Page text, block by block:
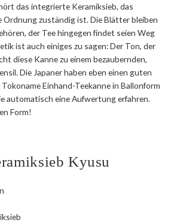
das integrierte Keramiksieb, das
Ordnung zuständig ist. Die Blätter bleiben
der Tee hingegen findet seien Weg
ist auch einiges zu sagen: Der Ton, der
diese Kanne zu einem bezaubernden,
Die Japaner haben eben einen guten
Einhand-Teekanne in Ballonform
automatisch eine Aufwertung erfahren.
Form!
Kyusu